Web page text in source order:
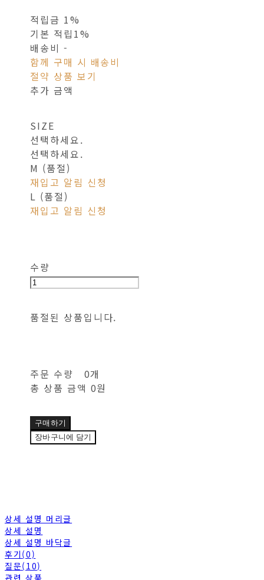
적립금 1%
기본 적립 1%
배송비 -
함께 구매 시 배송비
절약 상품 보기
추가 금액
SIZE
선택하세요.
선택하세요.
M (품절)
재입고 알림 신청
L (품절)
재입고 알림 신청
수량
품절된 상품입니다.
주문 수량
0개
총 상품 금액 0원
구매하기
장바구니에 담기
상세 설명 머리글
상세 설명
상세 설명 바닥글
후기(0)
질문(10)